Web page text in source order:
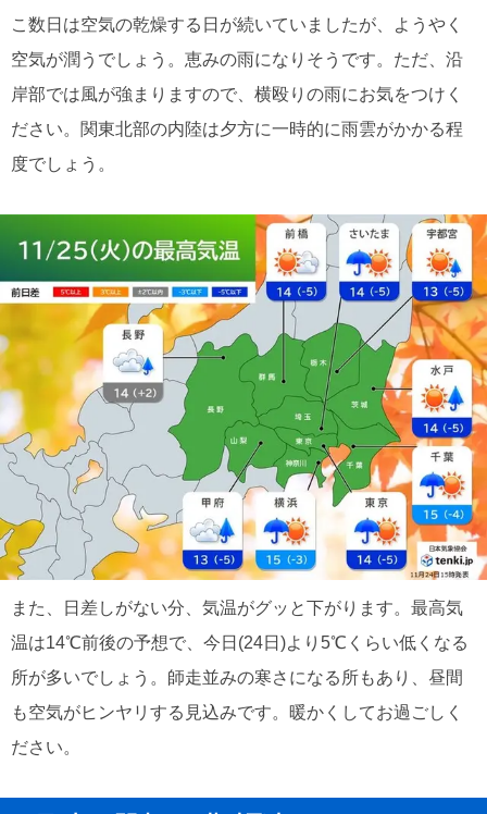
こ数日は空気の乾燥する日が続いていましたが、ようやく
空気が潤うでしょう。恵みの雨になりそうです。ただ、沿
岸部では風が強まりますので、横殴りの雨にお気をつけく
ださい。関東北部の内陸は夕方に一時的に雨雲がかかる程
度でしょう。
また、日差しがない分、気温がグッと下がります。最高気
温は14℃前後の予想で、今日(24日)より5℃くらい低くなる
所が多いでしょう。師走並みの寒さになる所もあり、昼間
も空気がヒンヤリする見込みです。暖かくしてお過ごしく
ださい。